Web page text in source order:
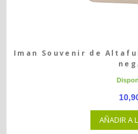
Iman Souvenir de
AÑADIR A